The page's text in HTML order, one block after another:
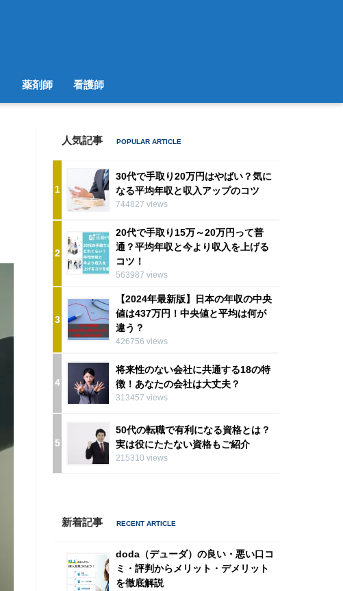
薬剤師 看護師
人気記事
1
30代で手取り20万円はやばい？気に
なる平均年収と収入アップのコツ
744827 views
2
20代で手取り15万～20万円って普
通？平均年収と今より収入を上げる
コツ！
563987 views
3
【2024年最新版】日本の年収の中央
値は437万円！中央値と平均は何が
違う？
426756 views
4
将来性のない会社に共通する18の特
徴！あなたの会社は大丈夫？
313457 views
5
50代の転職で有利になる資格とは？
実は役にたたない資格もご紹介
215310 views
新着記事
doda（デューダ）の良い・悪い口コ
ミ・評判からメリット・デメリット
を徹底解説